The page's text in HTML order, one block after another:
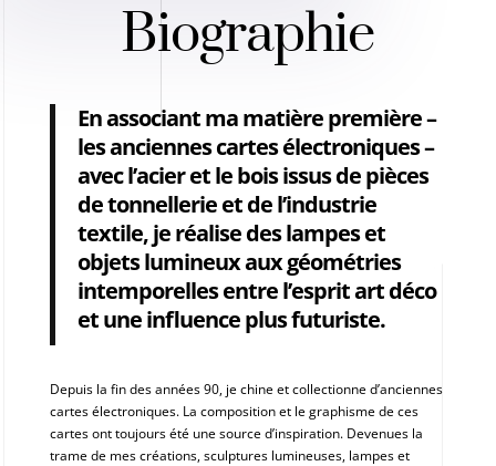
Biographie
En associant ma matière première –
les anciennes cartes électroniques –
avec l’acier et le bois issus de pièces
de tonnellerie et de l’industrie
textile, je réalise des lampes et
objets lumineux aux géométries
intemporelles entre l’esprit art déco
et une influence plus futuriste.
Depuis la fin des années 90, je chine et collectionne d’anciennes
cartes électroniques. La composition et le graphisme de ces
cartes ont toujours été une source d’inspiration. Devenues la
trame de mes créations, sculptures lumineuses, lampes et